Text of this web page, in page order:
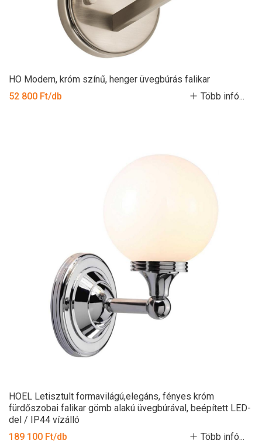
HO Modern, króm színű, henger üvegbúrás falikar
52 800 Ft/db
Több infó...
HOEL Letisztult formavilágú,elegáns, fényes króm
fürdőszobai falikar gömb alakú üvegbúrával, beépített LED-
del / IP44 vízálló
189 100 Ft/db
Több infó...